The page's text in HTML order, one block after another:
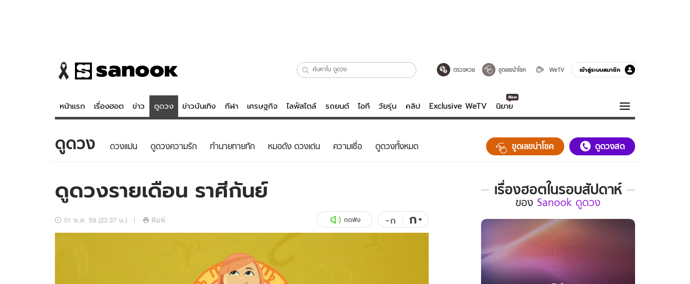
ตรวจหวย ขูดเลขนำโชค WeTV เข้าสู่ระบบสมาชิก
หน้าแรก เรื่องฮอต ข่าว ดูดวง ข่าวบันเทิง กีฬา เศรษฐกิจ ไลฟ์สไตล์ รถยนต์ ไอที วัยรุ่น คลิป Exclusive WeTV นิยาย
ข่าว
ข่าวบันเทิง
ดูดวง - ตรวจหวย
สถิติหวยไทย
ไลฟ์สไตล์
รถยนต์
คลิป
พอดแคสต์
ความรู้รอบตัว
ฮาวทู
ดูดวง ดวงแม่น ดูดวงความรัก ทํานายทายทัก หมอดัง ดวงเด่น ความเชื่อ ดูดวงทั้งหมด ขูดเลขนำโชค ดูดวงสด
ดูดวงรายเดือน ราศีกันย์
01 พ.ค. 59 (23:37 น.) พิมพ์ กดฟัง -ก ก+
เรื่องฮอตในรอบสัปดาห์
เรื่อง
ใน
รอบ
ของ
Sanook
ดูด
ของ Sanook ดูดวง